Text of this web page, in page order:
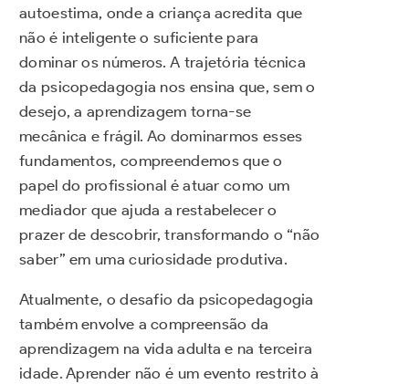
autoestima, onde a criança acredita que
não é inteligente o suficiente para
dominar os números. A trajetória técnica
da psicopedagogia nos ensina que, sem o
desejo, a aprendizagem torna-se
mecânica e frágil. Ao dominarmos esses
fundamentos, compreendemos que o
papel do profissional é atuar como um
mediador que ajuda a restabelecer o
prazer de descobrir, transformando o “não
saber” em uma curiosidade produtiva.
Atualmente, o desafio da psicopedagogia
também envolve a compreensão da
aprendizagem na vida adulta e na terceira
idade. Aprender não é um evento restrito à